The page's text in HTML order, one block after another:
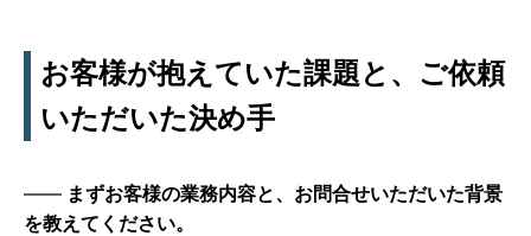
お客様が抱えていた課題と、ご依頼
いただいた決め手
まずお客様の業務内容と、お問合せいただいた背景
を教えてください。